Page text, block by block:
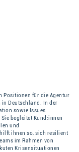
Positionen für die Agentur
in Deutschland. In der
sowie Issues
begleitet Kund:innen
und
ihnen so, sich resilient
im Rahmen von
Krisensituationen